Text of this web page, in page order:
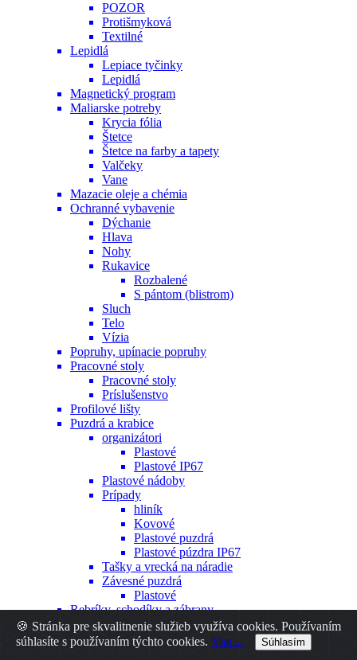
🍪 Stránka pre skvalitnenie služieb využíva cookies. Používaním
súhlasíte s používaním týchto cookies. Viac... Súhlasím
POZOR
Protišmyková
Textilné
Lepidlá
Lepiace tyčinky
Lepidlá
Magnetický program
Maliarske potreby
Krycia fólia
Štetce
Štetce na farby a tapety
Valčeky
Vane
Mazacie oleje a chémia
Ochranné vybavenie
Dýchanie
Hlava
Nohy
Rukavice
Rozbalené
S pántom (blistrom)
Sluch
Telo
Vízia
Popruhy, upínacie popruhy
Pracovné stoly
Pracovné stoly
Príslušenstvo
Profilové lišty
Puzdrá a krabice
organizátori
Plastové
Plastové IP67
Plastové nádoby
Prípady
hliník
Kovové
Plastové puzdrá
Plastové púzdra IP67
Tašky a vrecká na náradie
Závesné puzdrá
Plastové
Rebríky, schodíky a zábrany
Sawhorses
Spojovacie prvky
Hmoždinky